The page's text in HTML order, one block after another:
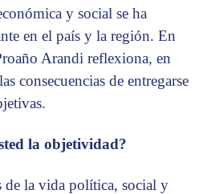
y social se ha
en el país y la región. En
Arandi reflexiona, en
consecuencias de entregarse
la objetividad?
de la vida política, social y